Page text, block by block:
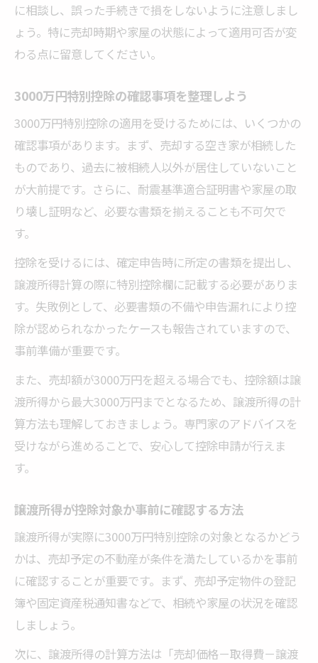
に相談し、誤った手続きで損をしないように注意しまし
ょう。特に売却時期や家屋の状態によって適用可否が変
わる点に留意してください。
3000万円特別控除の確認事項を整理しよう
3000万円特別控除の適用を受けるためには、いくつかの
確認事項があります。まず、売却する空き家が相続した
ものであり、過去に被相続人以外が居住していないこと
が大前提です。さらに、耐震基準適合証明書や家屋の取
り壊し証明など、必要な書類を揃えることも不可欠で
す。
控除を受けるには、確定申告時に所定の書類を提出し、
譲渡所得計算の際に特別控除欄に記載する必要がありま
す。失敗例として、必要書類の不備や申告漏れにより控
除が認められなかったケースも報告されていますので、
事前準備が重要です。
また、売却額が3000万円を超える場合でも、控除額は譲
渡所得から最大3000万円までとなるため、譲渡所得の計
算方法も理解しておきましょう。専門家のアドバイスを
受けながら進めることで、安心して控除申請が行えま
す。
譲渡所得が控除対象か事前に確認する方法
譲渡所得が実際に3000万円特別控除の対象となるかどう
かは、売却予定の不動産が条件を満たしているかを事前
に確認することが重要です。まず、売却予定物件の登記
簿や固定資産税通知書などで、相続や家屋の状況を確認
しましょう。
次に、譲渡所得の計算方法は「売却価格－取得費－譲渡